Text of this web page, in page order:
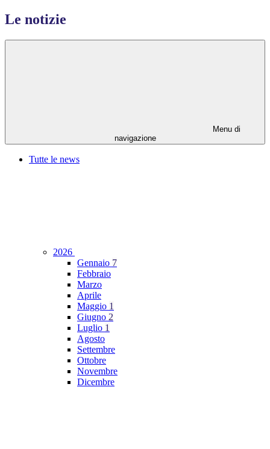
Le notizie
Menu di
navigazione
Tutte le news
2026
Gennaio 7
Febbraio
Marzo
Aprile
Maggio 1
Giugno 2
Luglio 1
Agosto
Settembre
Ottobre
Novembre
Dicembre